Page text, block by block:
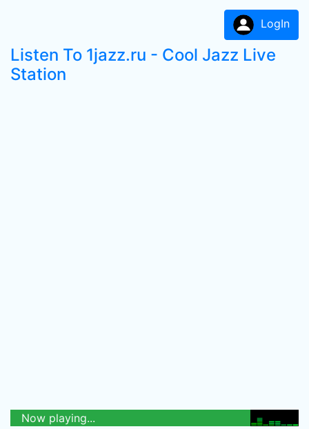
LogIn
Listen To 1jazz.ru - Cool Jazz Live
Station
Now playing...